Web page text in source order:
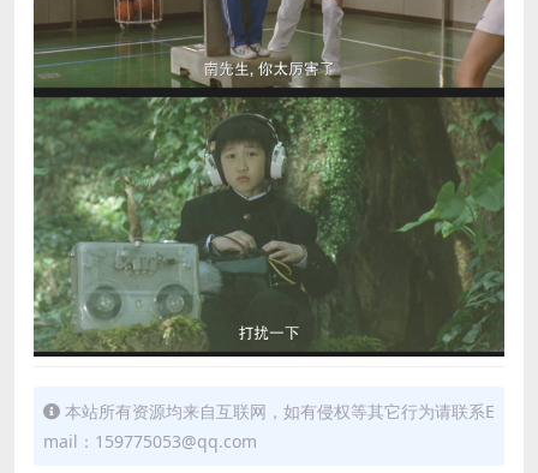
本站所有资源均来自互联网，如有侵权等其它行为请联系E
mail：159775053@qq.com